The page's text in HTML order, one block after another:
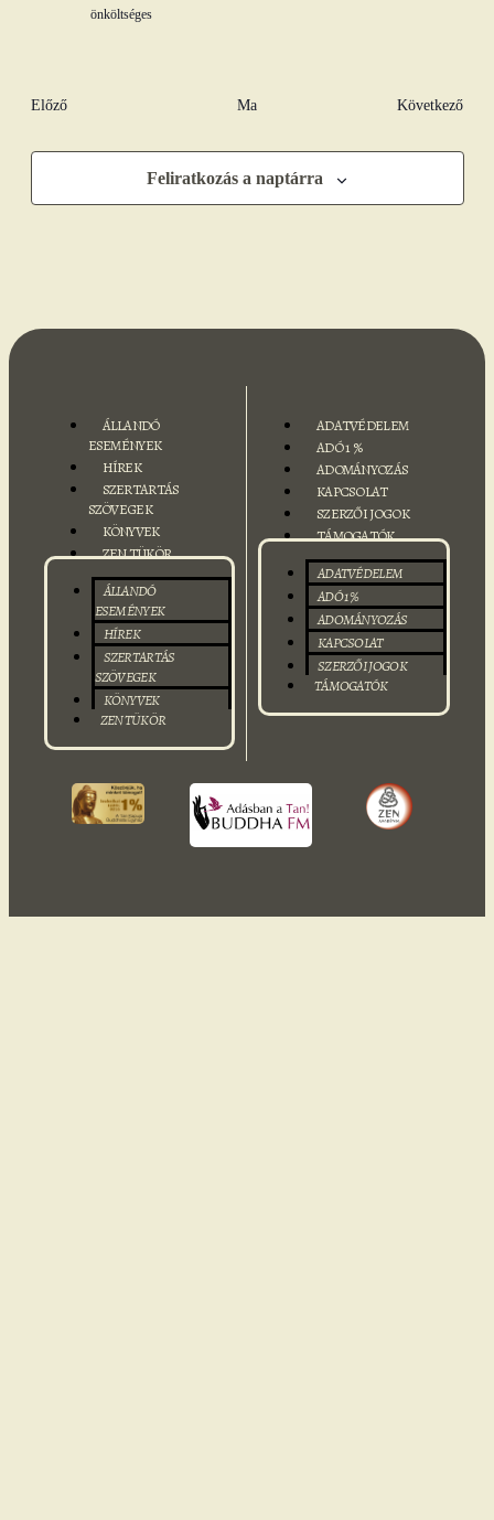
önköltséges
ElőzőEsemények Ma
Következő
Feliratkozás a naptárra
ÁLLANDÓ
ESEMÉNYEK
HÍREK
SZERTARTÁS
SZÖVEGEK
KÖNYVEK
ZEN TÜKÖR
ÁLLANDÓ
ESEMÉNYEK
HÍREK
SZERTARTÁS
SZÖVEGEK
KÖNYVEK
ZEN TÜKÖR
ADATVÉDELEM
ADÓ 1 %
ADOMÁNYOZÁS
KAPCSOLAT
SZERZŐI JOGOK
TÁMOGATÓK
ADATVÉDELEM
ADÓ 1 %
ADOMÁNYOZÁS
KAPCSOLAT
SZERZŐI JOGOK
TÁMOGATÓK